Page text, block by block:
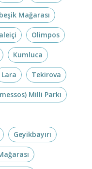
Mağarası
Olimpos
Kumluca
Lara Tekirova
Milli Parkı
Geyikbayırı